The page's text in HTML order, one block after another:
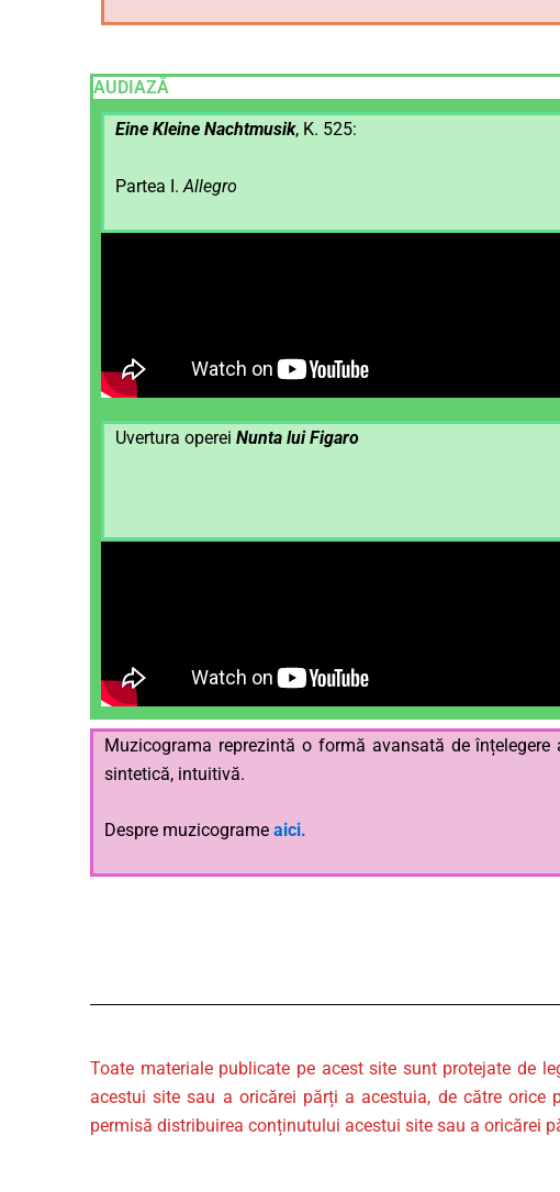
AUDIAZĂ
Eine Kleine Nachtmusik, K. 525:
Partea I.Allegro
Uvertura operei Nunta lui Figaro
Muzicograma reprezintă o formă avansată de
sintetică, intuitivă.
Despre muzicograme aici.
Toate materiale publicate pe acest site sunt protejate de
acestui site sau a oricărei părți a acestuia, de către
permisă distribuirea conținutului acestui site sau a oricărei